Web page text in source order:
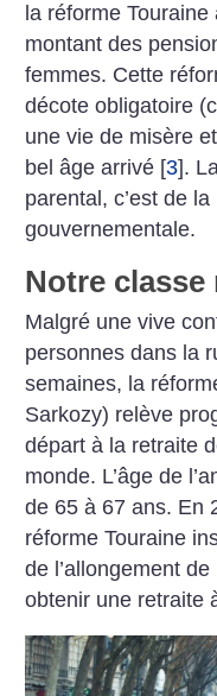
la réforme
montant des
femmes. Cette
décote obligatoire
une vie de misère
bel âge arrivé [3].
parental, c’est de
gouvernementale.
Notre
Malgré une vive
personnes dans la
semaines, la
Sarkozy) relève
départ à la retraite
monde. L’âge de
de 65 à 67 ans. En
réforme Touraine
de l’allongement
obtenir une retraite